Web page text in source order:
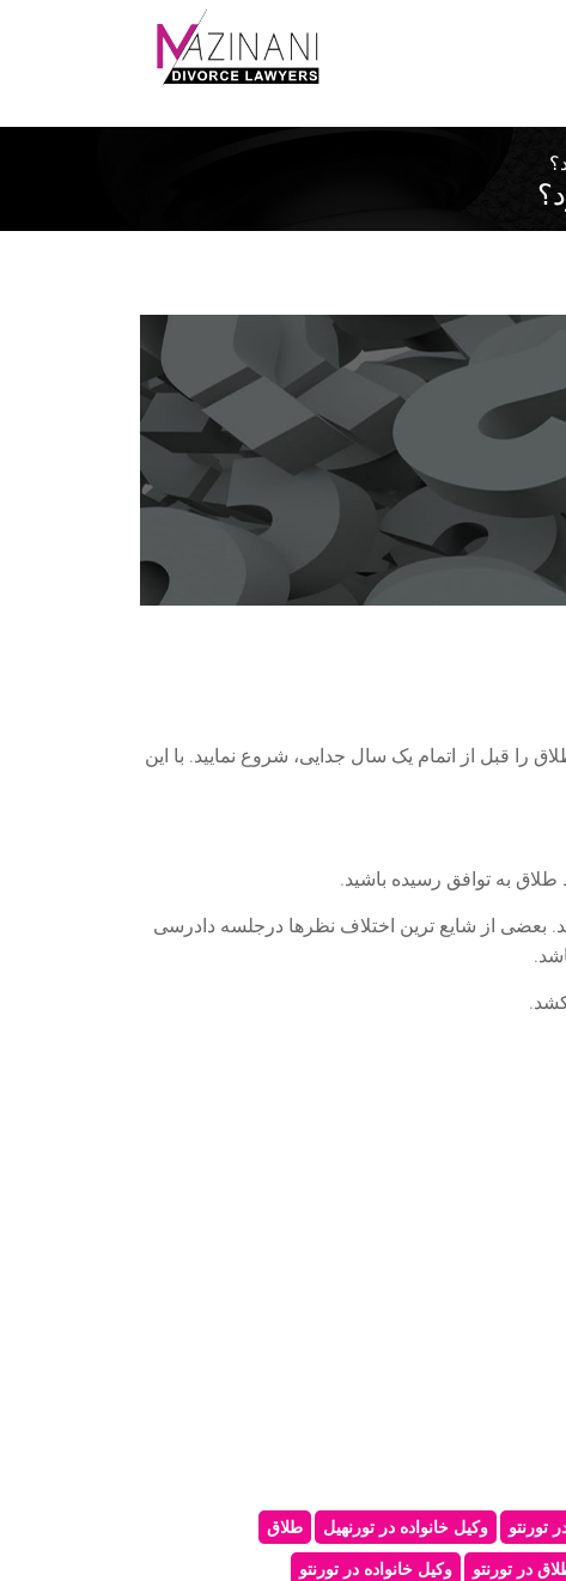
قبل از اتمام یک سال جدایی، شروع نمایید. با این
به توافق رسیده باشید.
بعضی از شایع ترین اختلاف نظرها درجلسه دادرسی
طلاق وکیل خانواده در تورنهیل تورنتو
وکیل خانواده در تورنتو
در تورنتو